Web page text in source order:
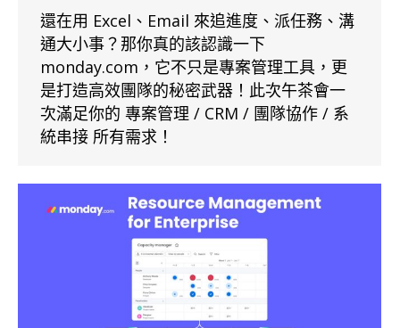
還在用 Excel、Email 來追進度、派任務、溝
通大小事？那你真的該認識一下
monday.com，它不只是專案管理工具，更
是打造高效團隊的秘密武器！此次午茶會一
次滿足你的 專案管理 / CRM / 團隊協作 / 系
統串接 所有需求！